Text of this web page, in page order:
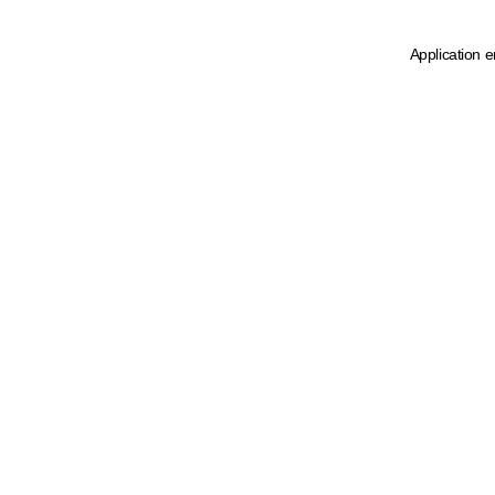
Application